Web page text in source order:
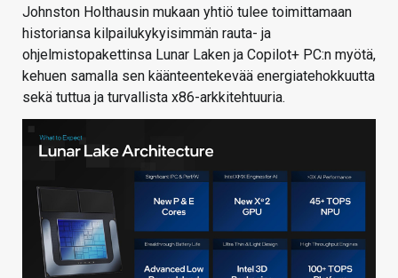
Johnston Holthausin mukaan yhtiö tulee toimittamaan
historiansa kilpailukykyisimmän rauta- ja
ohjelmistopakettinsa Lunar Laken ja Copilot+ PC:n myötä,
kehuen samalla sen käänteentekevää energiatehokkuutta
sekä tuttua ja turvallista x86-arkkitehtuuria.